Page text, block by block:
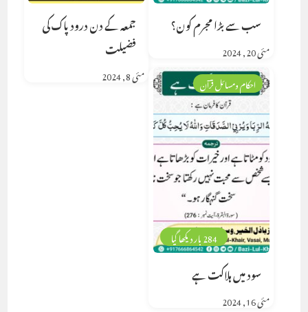
جمعہ کے دن درود پاک کی
فضیلت
مئی 8, 2024
سب سے بڑا مجرم کون؟
مئی 20, 2024
284 بار دیکھا گیا
احکام ومسائل قرآن
سود میں ہلاکت ہے
مئی 16, 2024